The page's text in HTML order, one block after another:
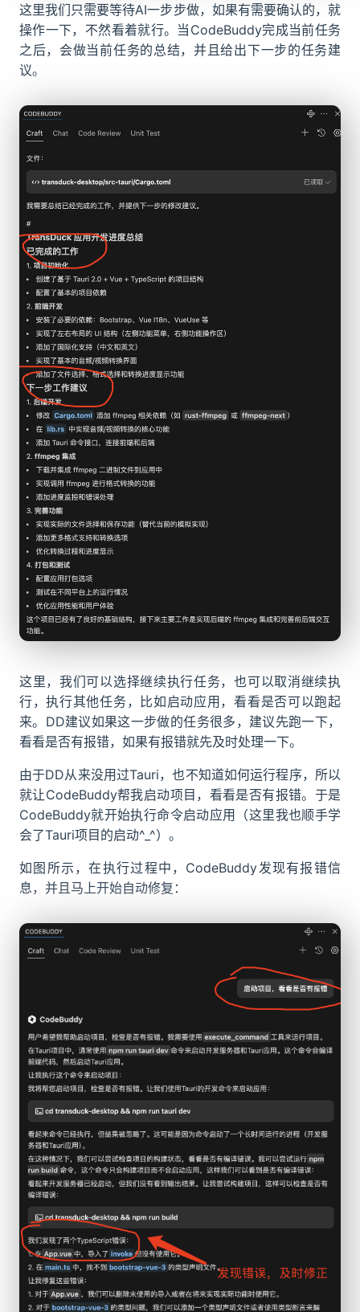
这里我们只需要等待AI一步步做，如果有需要确认的，就
操作一下，不然看着就行。当CodeBuddy完成当前任务
之后，会做当前任务的总结，并且给出下一步的任务建
议。
这里，我们可以选择继续执行任务，也可以取消继续执
行，执行其他任务，比如启动应用，看看是否可以跑起
来。DD建议如果这一步做的任务很多，建议先跑一下，
看看是否有报错，如果有报错就先及时处理一下。
由于DD从来没用过Tauri，也不知道如何运行程序，所以
就让CodeBuddy帮我启动项目，看看是否有报错。于是
CodeBuddy就开始执行命令启动应用（这里我也顺手学
会了Tauri项目的启动^_^）。
如图所示，在执行过程中，CodeBuddy发现有报错信
息，并且马上开始自动修复：